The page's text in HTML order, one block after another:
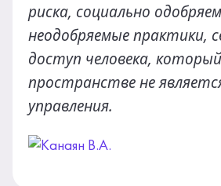
риска, социально
неодобряемые практики,
доступ человека,
пространстве не
управления.